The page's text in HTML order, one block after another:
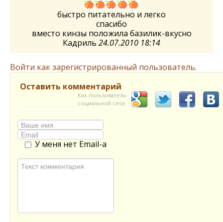
быстро питательно и легко
спасибо
вместо кинзы положила базилик-вкусно
Кадриль 24.07.2010 18:14
Войти как зарегистрированный пользователь.
Оставить комментарий
Как пользователь
социальной сети
У меня нет Email-а